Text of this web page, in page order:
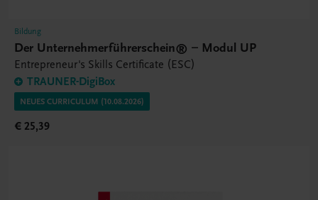
Bildung
Der Unternehmerführerschein® – Modul UP
Entrepreneur's Skills Certificate (ESC)
TRAUNER-DigiBox
NEUES CURRICULUM (10.08.2026)
€ 25,39